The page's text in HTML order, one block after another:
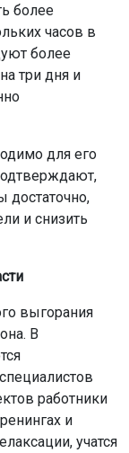
более
часов в
более
три дня и
для его
достаточно,
и снизить
выгорания
В
работники
и
учатся